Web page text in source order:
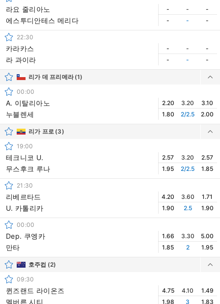
라요 줄리아노
에스투디안테스 메리다
- -
-
-
- -
22:30
카라카스
라 과이라
- -
-
-
- -
리가 데 프리메라 (1)
00:00
A. 이탈리아노
누블렌세
2.20 3.20
3.10
1.80
2/2.5 2.00
리가 프로 (3)
19:00
테크니코 U.
무스후크 루나
2.57 3.20
2.57
1.95
2/2.5 1.85
21:30
리베르타드
U. 카톨리카
4.20 3.60
1.71
1.90
2.5 1.90
00:00
Dep. 쿠엥카
만타
1.66 3.30
5.00
1.85
2 1.95
호주컵 (2)
09:30
퀸즈랜드 라이온즈
멜버른 시티
4.75 4.10
1.49
1.98
3 1.83